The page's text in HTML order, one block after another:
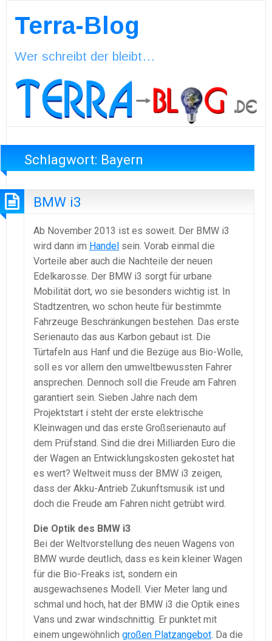
Terra-Blog
Wer schreibt der bleibt…
Schlagwort: Bayern
BMW i3
Ab November 2013 ist es soweit. Der BMW i3
wird dann im Handel sein. Vorab einmal die
Vorteile aber auch die Nachteile der neuen
Edelkarosse. Der BMW i3 sorgt für urbane
Mobilität dort, wo sie besonders wichtig ist. In
Stadtzentren, wo schon heute für bestimmte
Fahrzeuge Beschränkungen bestehen. Das erste
Serienauto das aus Karbon gebaut ist. Die
Türtafeln aus Hanf und die Bezüge aus Bio-Wolle,
soll es vor allem den umweltbewussten Fahrer
ansprechen. Dennoch soll die Freude am Fahren
garantiert sein. Sieben Jahre nach dem
Projektstart i steht der erste elektrische
Kleinwagen und das erste Großserienauto auf
dem Prüfstand. Sind die drei Milliarden Euro die
der Wagen an Entwicklungskosten gekostet hat
es wert? Weltweit muss der BMW i3 zeigen,
dass der Akku-Antrieb Zukunftsmusik ist und
doch die Freude am Fahren nicht getrübt wird.
Die Optik des BMW i3
Bei der Weltvorstellung des neuen Wagens von
BMW wurde deutlich, dass es kein kleiner Wagen
für die Bio-Freaks ist, sondern ein
ausgewachsenes Modell. Vier Meter lang und
schmal und hoch, hat der BMW i3 die Optik eines
Vans und zwar windschnittig. Er punktet mit
einem ungewöhnlich großen Platzangebot. Da die